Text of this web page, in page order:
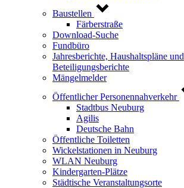
Baustellen
Färberstraße
Download-Suche
Fundbüro
Jahresberichte, Haushaltspläne und
Beteiligungsberichte
Mängelmelder
Öffentlicher Personennahverkehr
Stadtbus Neuburg
Agilis
Deutsche Bahn
Öffentliche Toiletten
Wickelstationen in Neuburg
WLAN Neuburg
Kindergarten-Plätze
Städtische Veranstaltungsorte